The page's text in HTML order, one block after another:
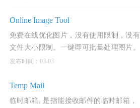
Online Image Tool
免费在线优化图片，没有使用限制，没有
文件大小限制。一键即可批量处理图片。
将图片压缩90％，支持PNG，JPG，
发布时间：03-03
Temp Mail
临时邮箱, 是指能接收邮件的临时邮箱，